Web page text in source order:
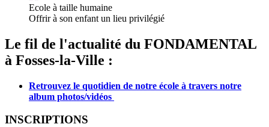
Ecole à taille humaine
Offrir à son enfant un lieu privilégié
Le fil de l'actualité du FONDAMENTAL
à Fosses-la-Ville :
Retrouvez le quotidien de notre école à travers notre
album photos/vidéos
INSCRIPTIONS